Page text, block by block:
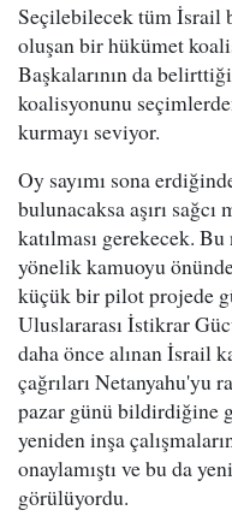
Seçilebilecek tüm İsrail
oluşan bir hükümet
Başkalarının da
koalisyonunu
kurmayı seviyor.
Oy sayımı sona
bulunacaksa aşırı
katılması gerekecek.
yönelik kamuoyu
küçük bir pilot projede
Uluslararası İstikrar
daha önce alınan İsrail
çağrıları Netanyahu'yu
pazar günü bildirdiğine
yeniden inşa
onaylamıştı ve bu da
görülüyordu.